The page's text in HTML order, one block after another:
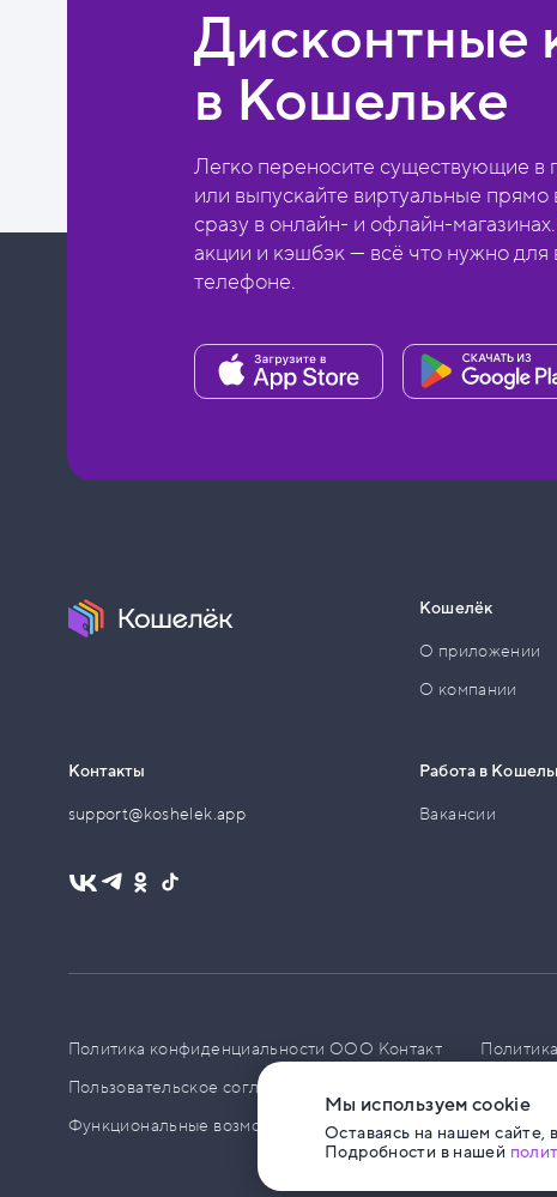
Дисконтные
в Кошельке
Легко переносите существующие в
или выпускайте виртуальные
сразу в онлайн- и офлайн-
акции и кэшбэк — всё что нужно
телефоне.
Контакты
support@koshelek.app
Кошелёк
О приложении
О компании
Работа в
Вакансии
Политика конфиденциальности ООО Контакт
Пользовательское соглашение
Функциональные возможности ПО
Мы используем cookie
Оставаясь на нашем сайте,
Подробности в нашей